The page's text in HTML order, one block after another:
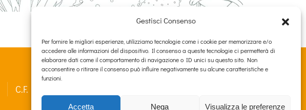
Gestisci Consenso
Per fornire le migliori esperienze, utilizziamo tecnologie come i cookie per memorizzare e/o
accedere alle informazioni del dispositivo. Il consenso a queste tecnologie ci permetterà di
elaborare dati come il comportamento di navigazione o ID unici su questo sito. Non
acconsentire o ritirare il consenso può influire negativamente su alcune caratteristiche e
funzioni.
Accetta Nega Visualizza le preferenze
C.F. E P.IVA 04631000264
PRIVACY